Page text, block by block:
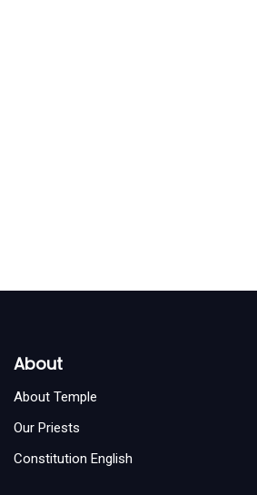
About
About Temple
Our Priests
Constitution English